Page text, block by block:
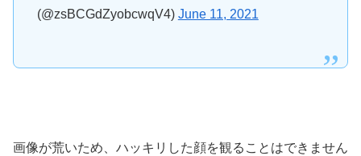
(@zsBCGdZyobcwqV4) June 11, 2021
画像が荒いため、ハッキリした顔を観ることはできません